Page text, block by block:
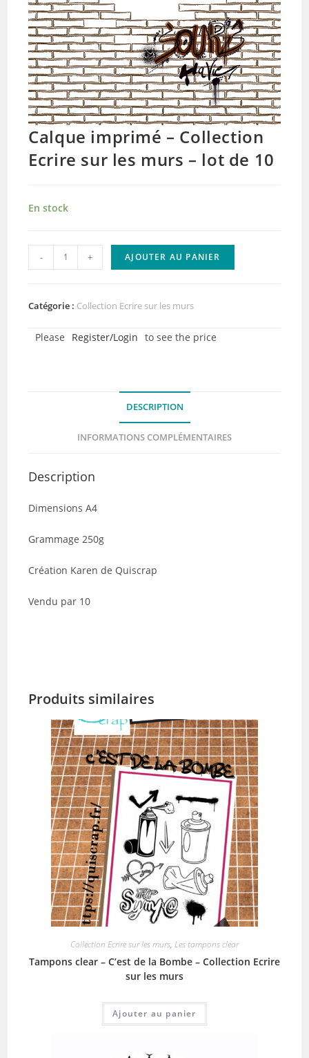
Calque imprimé – Collection
Ecrire sur les murs – lot de 10
En stock
quantité
de
imprimé
Collection
10
- + AJOUTER AU PANIER
Catégorie : Collection Ecrire sur les murs
Please Register/Login to see the price
DESCRIPTION
INFORMATIONS COMPLÉMENTAIRES
Description
Dimensions A4
Grammage 250g
Création Karen de Quiscrap
Vendu par 10
Produits similaires
Collection Ecrire sur les murs, Les tampons clear
Tampons clear – C’est de la Bombe – Collection Ecrire
sur les murs
Ajouter au panier